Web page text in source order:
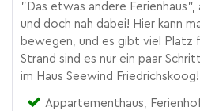
"Das etwas andere Ferienhaus",
und doch nah dabei! Hier kann
bewegen, und es gibt viel Platz
Strand sind es nur ein paar
im Haus Seewind Friedrichskoog!
Appartementhaus,